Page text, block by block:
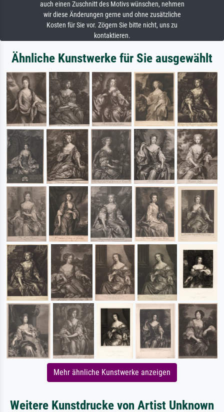
auch einen Zuschnitt des Motivs wünschen, nehmen
wir diese Änderungen gerne und ohne zusätzliche
Kosten für Sie vor. Zögern Sie bitte nicht, uns zu
kontaktieren.
Ähnliche Kunstwerke für Sie ausgewählt
Mehr ähnliche Kunstwerke anzeigen
Weitere Kunstdrucke von Artist Unknown